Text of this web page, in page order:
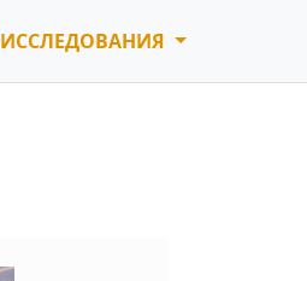
ИССЛЕДОВАНИЯ